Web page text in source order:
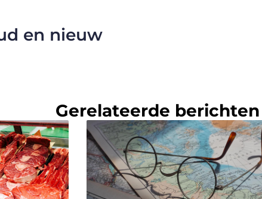
en nieuw
Gerelateerde berichten